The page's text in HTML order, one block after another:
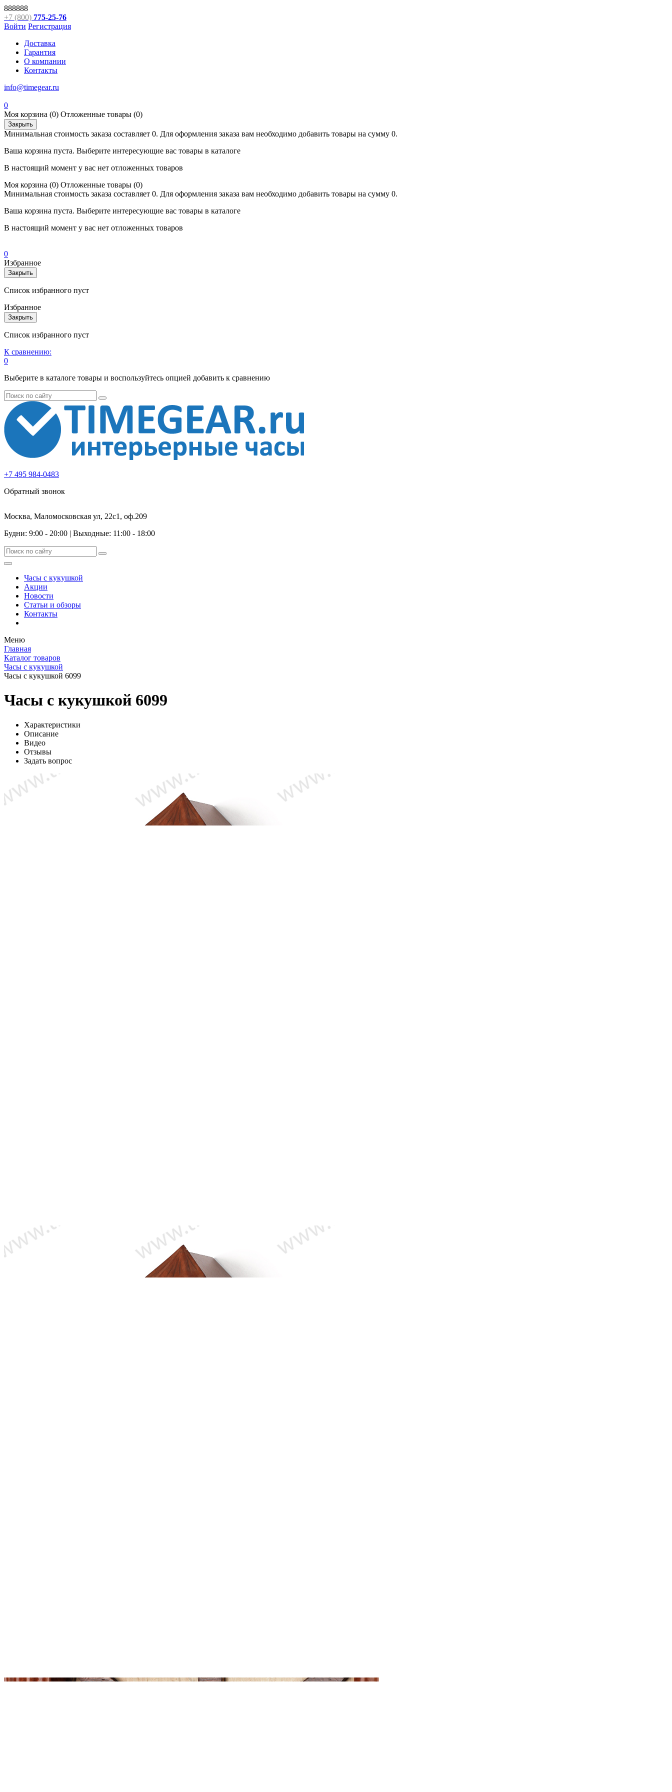
888888
+7 (800) 775-25-76
Войти Регистрация
Доставка
Гарантия
О компании
Контакты
info@timegear.ru
0
Моя корзина (0) Отложенные товары (0)
Закрыть
Минимальная стоимость заказа составляет 0. Для оформления заказа вам необходимо добавить товары на сумму 0.
Ваша корзина пуста. Выберите интересующие вас товары в каталоге
В настоящий момент у вас нет отложенных товаров
Моя корзина (0) Отложенные товары (0)
Минимальная стоимость заказа составляет 0. Для оформления заказа вам необходимо добавить товары на сумму 0.
Ваша корзина пуста. Выберите интересующие вас товары в каталоге
В настоящий момент у вас нет отложенных товаров
0
Избранное
Закрыть
Список избранного пуст
Избранное
Закрыть
Список избранного пуст
К сравнению:
0
Выберите в каталоге товары и воспользуйтесь опцией добавить к сравнению
+7 495 984-0483
Обратный звонок
Москва, Маломосковская ул, 22с1, оф.209
Будни: 9:00 - 20:00 | Выходные: 11:00 - 18:00
Часы с кукушкой
Акции
Новости
Статьи и обзоры
Контакты
Меню
Главная
Каталог товаров
Часы с кукушкой
Часы с кукушкой 6099
Часы с кукушкой 6099
Характеристики
Описание
Видео
Отзывы
Задать вопрос